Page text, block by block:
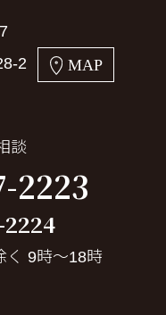
2
MAP
談
2223
9時～18時